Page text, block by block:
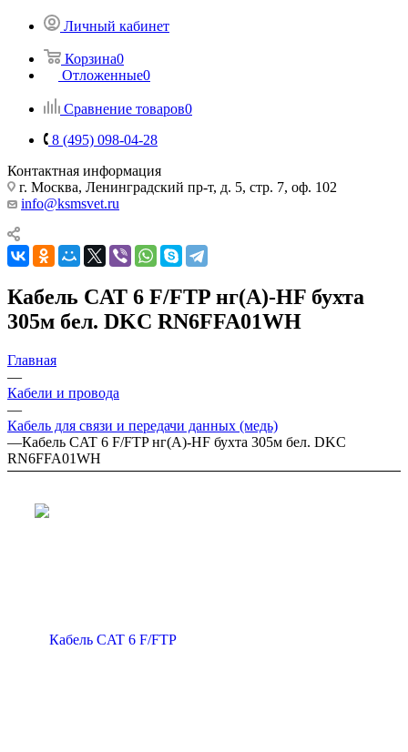
Личный кабинет
Корзина0
Отложенные0
Сравнение товаров0
8 (495) 098-04-28
Контактная информация
г. Москва, Ленинградский пр-т, д. 5, стр. 7, оф. 102
info@ksmsvet.ru
Кабель CAT 6 F/FTP нг(А)-HF бухта
305м бел. DKC RN6FFA01WH
Главная
—
Кабели и провода
—
Кабель для связи и передачи данных (медь)
—Кабель CAT 6 F/FTP нг(А)-HF бухта 305м бел. DKC
RN6FFA01WH